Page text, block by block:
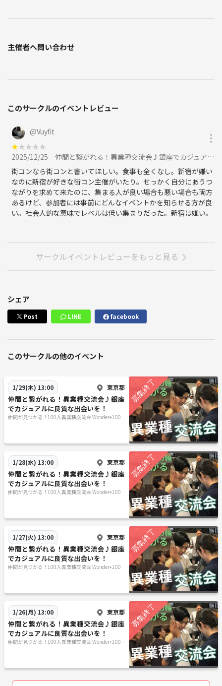
く、「直接、深く、そしてリアル」につながる関係構築を達成します。
名刺をお持ちいただくことをお勧めします。またご自身のビジネスを紹
（名刺をお持ちでなくても参加できます。チラシ等の無差別な配布はで
です）
◆服装
スーツ姿の方が多く見受けられますが、指定ではありません。ドレスコ
ードもございません。過度にラフな服装（サンダル履きや短パンなど）
はお勧めできませんが、ご自身の個性に合わせた清潔感のあるファッシ
ョンをお勧めします。
に起因するGDPの低下、年金問題、そしてインフレ、慢性的なエネルギ
時代」を作ることは可能です！
綺麗で快適な会場はこのようなピカピカ空間✨着席式でゆったりお話
◆イベント詳細
開催日程 ： 平日月曜日～金曜日（お休みの日も有ります）
参加費 ： 1500円（セルフドリンク付き）
所要時間 ： 60-70分ほど
受付時間 ： 開始時間の10分前です
会場 ： WhiteKeyGINZA（ホワイトキー銀座）
喫煙 ： 不可
学生参加 ： 可能
服装 ： 自由
申込 ： 予約制
進行方法 ： 着席＋立席式のハイブリット交流会
東京都千代田区有楽町1-2-14 紫ビル8階
https://goo.gl/maps/m5VHvBZ8RRLuqTbh8
（グーグルマップ）
地下鉄は銀座駅・日比谷駅より徒歩3分、JR線も有楽町駅徒歩5分3駅ア
クセス抜群の好立地！（JR新橋駅や都営三田線内幸駅からもアクセス
可！）
＜最寄り駅と出口＞
ＪＲ山手線 有楽町駅 日比谷口
地下鉄千代田線 日比谷駅 A11出口
＊東急プラザ銀座の裏手、帝国ホテルの方です
主催者へ問い合わせ
このサークルのイベントレビュー
@Vuyfit
★★★★★
2025/12/25
仲間と繋がれる！異業種交流会♪銀座でカジュアルに良質な出会いを！に参加
街コンなら街コンと書いてほしい。食事も全くなし。新宿が嫌い
なのに新宿が好きな街コン主催がいたり。せっかく自分にあうつ
ながりを求めて来たのに、集まる人が良い場合も悪い場合も両方
あるけど、参加者には事前にどんなイベントかを知らせる方が良
い。社会人的な意味でレベルは低い集まりだった。新宿は嫌い。
サークルイベントレビューをもっと見る
シェア
Post LINE facebook
このサークルの他のイベント
1/29(木) 13:00 東京都
仲間と繋がれる！異業種交流会♪銀座
でカジュアルに良質な出会いを！
仲間が見つかる！100人異業種交流会 Wonder+100
1/28(水) 13:00 東京都
仲間と繋がれる！異業種交流会♪銀座
でカジュアルに良質な出会いを！
仲間が見つかる！100人異業種交流会 Wonder+100
1/27(火) 13:00 東京都
仲間と繋がれる！異業種交流会♪銀座
でカジュアルに良質な出会いを！
仲間が見つかる！100人異業種交流会 Wonder+100
1/26(月) 13:00 東京都
仲間と繋がれる！異業種交流会♪銀座
でカジュアルに良質な出会いを！
仲間が見つかる！100人異業種交流会 Wonder+100